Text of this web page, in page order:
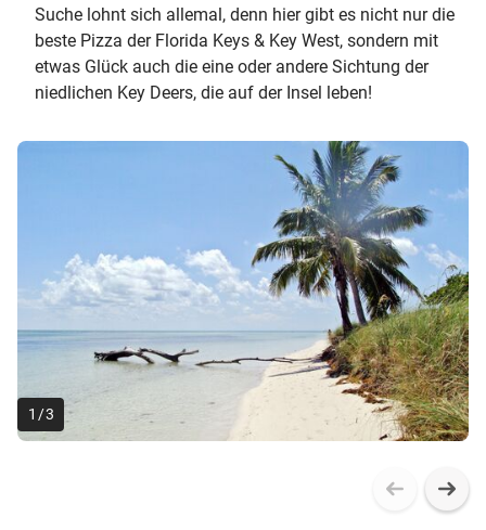
Suche lohnt sich allemal, denn hier gibt es nicht nur die
beste Pizza der Florida Keys & Key West, sondern mit
etwas Glück auch die eine oder andere Sichtung der
niedlichen Key Deers, die auf der Insel leben!
1 /3